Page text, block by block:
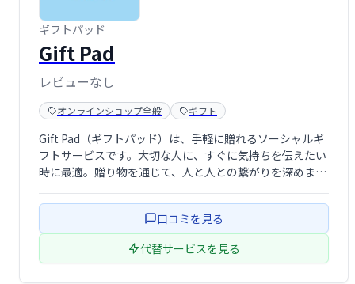
ギフトパッド
Gift Pad
レビューなし
オンラインショップ全般 ギフト
Gift Pad（ギフトパッド）は、手軽に贈れるソーシャルギ
フトサービスです。大切な人に、すぐに気持ちを伝えたい
時に最適。贈り物を通じて、人と人との繋がりを深めま
に共有できます。
口コミを見る
代替サービスを見る